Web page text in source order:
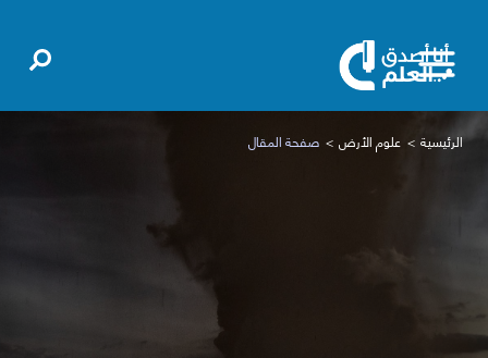
الرئيسية علوم الأرض صفحة المقال